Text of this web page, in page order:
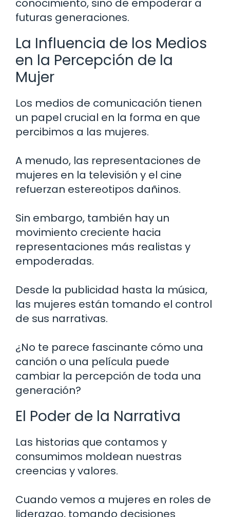
conocimiento, sino de empoderar a
futuras generaciones.
La Influencia de los Medios
en la Percepción de la
Mujer
Los medios de comunicación tienen
un papel crucial en la forma en que
percibimos a las mujeres.
A menudo, las representaciones de
mujeres en la televisión y el cine
refuerzan estereotipos dañinos.
Sin embargo, también hay un
movimiento creciente hacia
representaciones más realistas y
empoderadas.
Desde la publicidad hasta la música,
las mujeres están tomando el control
de sus narrativas.
¿No te parece fascinante cómo una
canción o una película puede
cambiar la percepción de toda una
generación?
El Poder de la Narrativa
Las historias que contamos y
consumimos moldean nuestras
creencias y valores.
Cuando vemos a mujeres en roles de
liderazgo, tomando decisiones